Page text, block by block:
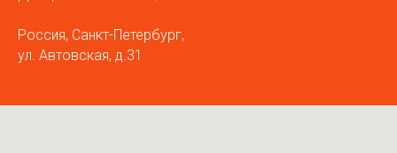
Россия, Санкт-Петербург,
ул. Автовская, д.31